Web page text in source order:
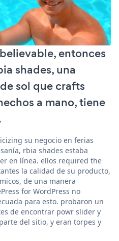
entonces
shades, una
sol que crafts
a mano, tiene
su negocio en ferias
rbia shades estaba
en línea. ellos required the
la calidad de su producto,
de una manera
for WordPress no
para esto. probaron un
de encontrar powr slider y
del sitio, y eran torpes y